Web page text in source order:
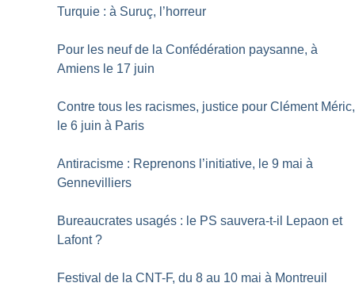
Turquie : à Suruç, l’horreur
Pour les neuf de la Confédération paysanne, à
Amiens le 17 juin
Contre tous les racismes, justice pour Clément Méric,
le 6 juin à Paris
Antiracisme : Reprenons l’initiative, le 9 mai à
Gennevilliers
Bureaucrates usagés : le PS sauvera-t-il Lepaon et
Lafont ?
Festival de la CNT-F, du 8 au 10 mai à Montreuil